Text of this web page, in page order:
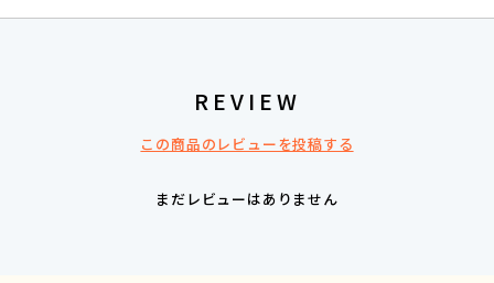
REVIEW
この商品のレビューを投稿する
まだレビューはありません